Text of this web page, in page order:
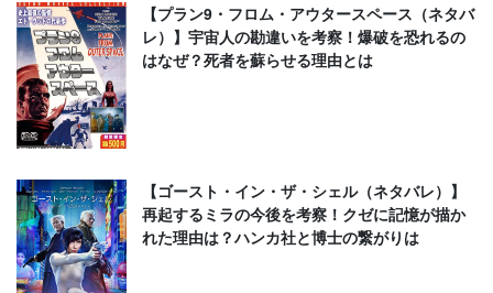
【プラン9・フロム・アウタースペース（ネタバ
レ）】宇宙人の勘違いを考察！爆破を恐れるの
はなぜ？死者を蘇らせる理由とは
【ゴースト・イン・ザ・シェル（ネタバレ）】
再起するミラの今後を考察！クゼに記憶が描か
れた理由は？ハンカ社と博士の繋がりは